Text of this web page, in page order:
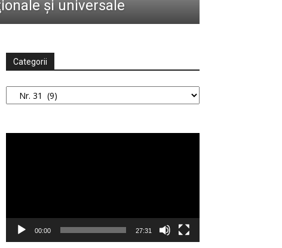
şi universale
Categorii
Categorii
00:00 27:31